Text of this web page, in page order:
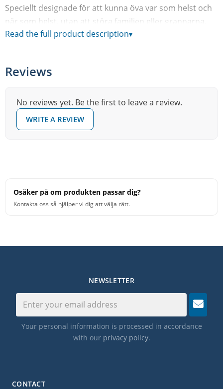
Speciellt designade för att kunna öva var som helst och
när som helst, utan att störa familjen eller grannarna.
Dessa cymbaler är gjorda av samma mässingslegering
hålmönstret, designat av Meinl, tillför autentisk känsla
vanliga cymbaler.
• Övningscymbaler med låg volym.
• Sustain: Kort.
• Volym: Låg.
Read the full product description▾
Reviews
No reviews yet. Be the first to leave a review.
WRITE A REVIEW
Osäker på om produkten passar dig?
Kontakta oss så hjälper vi dig att välja rätt.
CONTACT
NEWSLETTER
Your personal information is processed in accordance
with our privacy policy.